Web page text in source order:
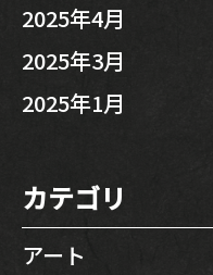
2025年4月
2025年3月
2025年1月
カテゴリ
アート